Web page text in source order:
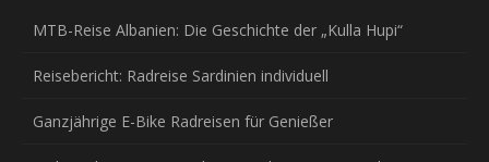
MTB-Reise Albanien: Die Geschichte der „Kulla Hupi“
Reisebericht: Radreise Sardinien individuell
Ganzjährige E-Bike Radreisen für Genießer